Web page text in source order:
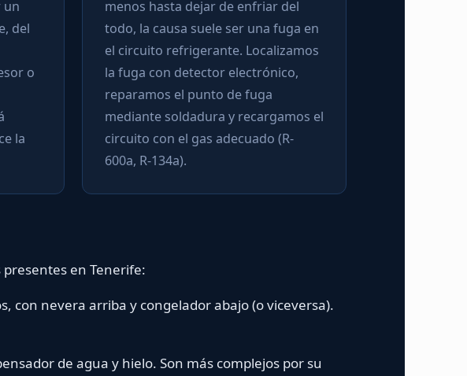
un
del
o
la
menos hasta dejar de enfriar del
todo, la causa suele ser una fuga en
el circuito refrigerante. Localizamos
la fuga con detector electrónico,
reparamos el punto de fuga
mediante soldadura y recargamos el
circuito con el gas adecuado (R-
600a, R-134a).
en Tenerife:
con nevera arriba y congelador abajo (o viceversa).
de agua y hielo. Son más complejos por su